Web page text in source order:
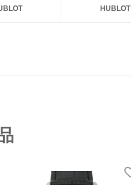
HUBLOT